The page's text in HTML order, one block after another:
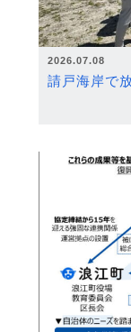
2026.07.08
請戸海岸で